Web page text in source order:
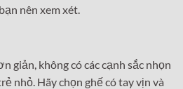
nên xem xét.
giản, không có các cạnh sắc nhọn
nhỏ. Hãy chọn ghế có tay vịn và